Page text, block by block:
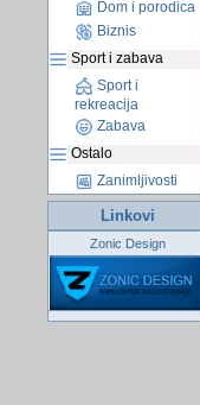
Dom i porodica
Biznis
Sport i zabava
Sport i
rekreacija
Zabava
Ostalo
Zanimljivosti
Linkovi
Zonic Design